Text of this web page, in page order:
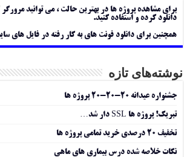
برای مشاهده پروژه ها در بهترین حالت ، می توانید
دانلود کرده و استفاده کنید.
همچنین برای دانلود فونت های به کار رفته در فایل های
نوشته‌های تازه
جشنواره عیدانه ۲۰-۲۰-۲۰ پروژه ها
تبریک! پروژه ها SSL دار شد…
تخفیف ۲۰ درصدی خرید تمامی پروژه ها
نکات خلاصه شده درس بیماری های ماهی